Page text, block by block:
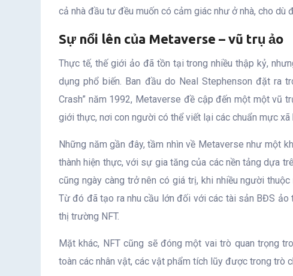
cả nhà đầu tư đều muốn có cảm giác như ở nhà, cho dù
Sự nổi lên của Metaverse – vũ trụ ảo
Thực tế, thế giới ảo đã tồn tại trong nhiều thập kỷ,
dụng phổ biến. Ban đầu do Neal Stephenson đặt ra
Crash” năm 1992, Metaverse đề cập đến một một vũ
giới thực, nơi con người có thể viết lại các chuẩn mực xã
Những năm gần đây, tầm nhìn về Metaverse như một
thành hiện thực, với sự gia tăng của các nền tảng dựa
cũng ngày càng trở nên có giá trị, khi nhiều người
Từ đó đã tạo ra nhu cầu lớn đối với các tài sản BĐS ảo
thị trường NFT.
Mặt khác, NFT cũng sẽ đóng một vai trò quan trọng
toàn các nhân vật, các vật phẩm tích lũy được trong trò